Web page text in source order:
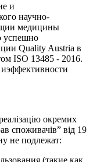
и
научно-
медицины
успешно
Quality Austria в
ISO 13485 - 2016.
иэффективности
окремих
споживачiв” вiд 19
не подлежат:
(такие как